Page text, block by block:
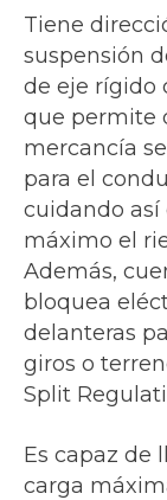
Tiene
suspensión
de eje rígido
que permite
mercancía
para el
cuidando así
máximo el
Además,
bloquea
delanteras
giros o
Split
Es capaz de
carga